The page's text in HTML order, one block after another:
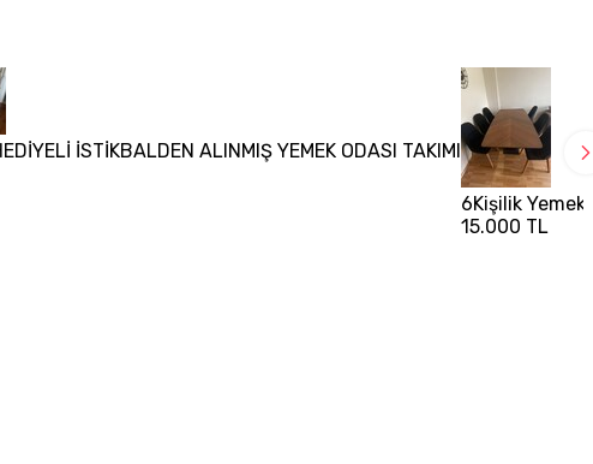
İSTİKBALDEN ALINMIŞ YEMEK ODASI TAKIMI
6Kişilik Yemek
15.000 TL